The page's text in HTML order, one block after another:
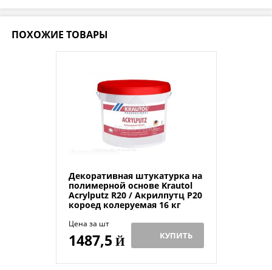
ПОХОЖИЕ ТОВАРЫ
Декоративная штукатурка на
полимерной основе Krautol
Acrylputz R20 / Акрилпутц Р20
короед колеруемая 16 кг
Цена за шт
1487,5 Й КУПИТЬ